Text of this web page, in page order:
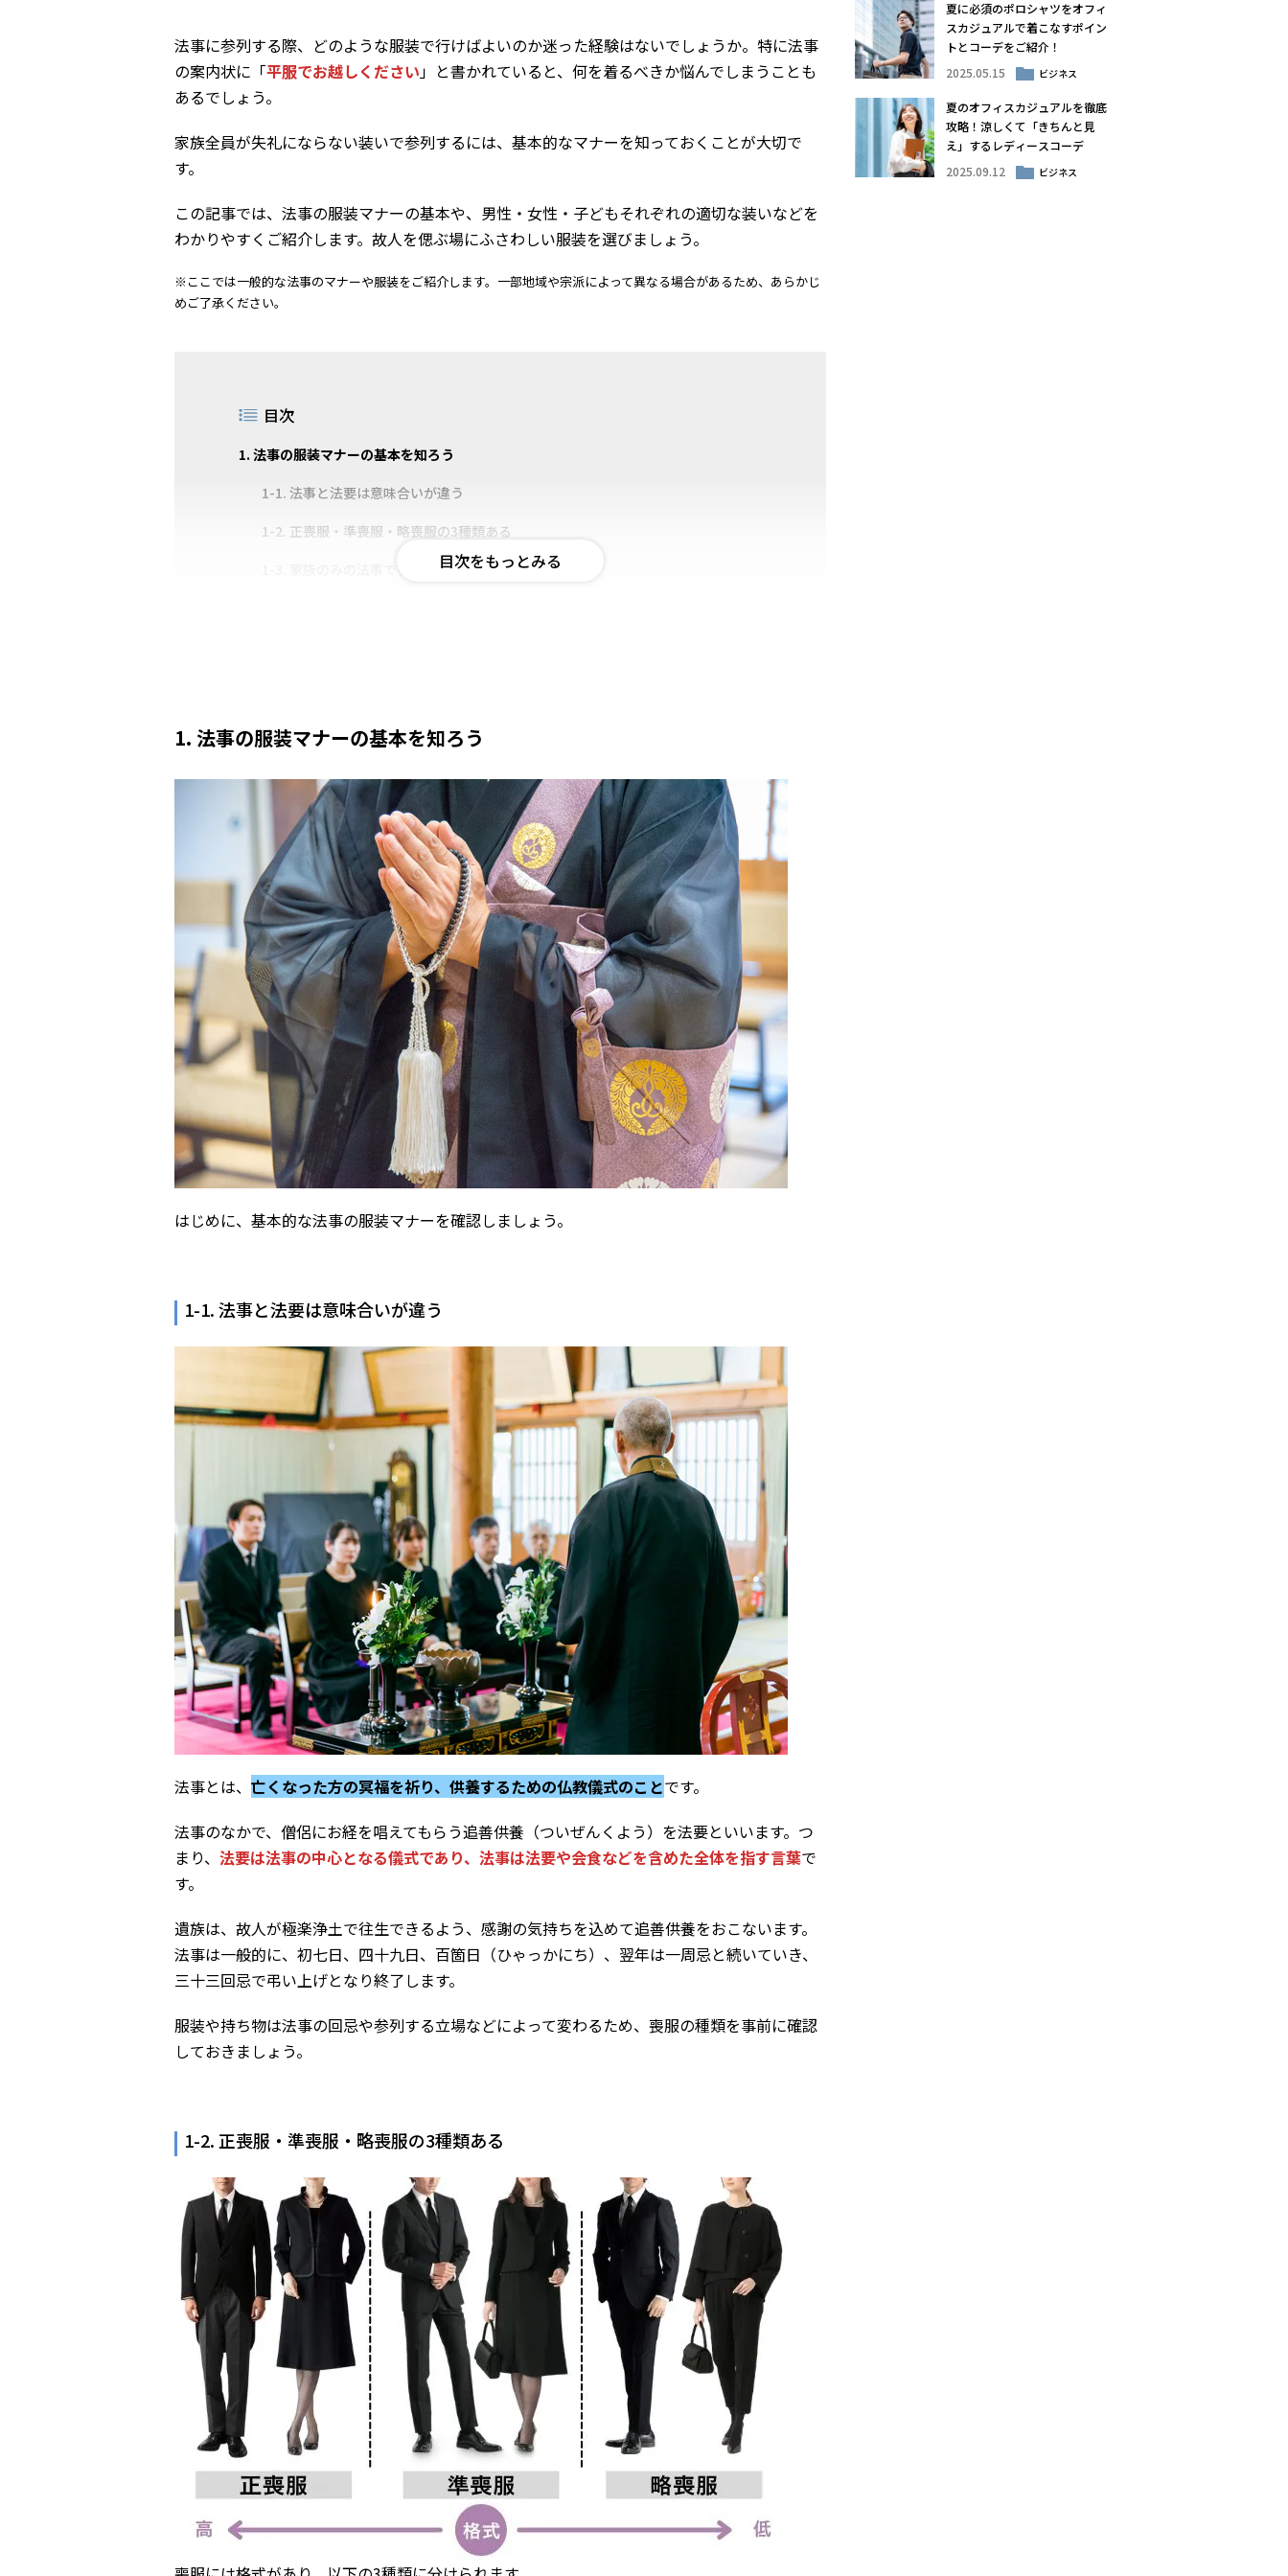
法事に参列する際、どのような服装で行けばよいのか迷った経験はないでしょうか。特に法事
の案内状に「平服でお越しください 」と書かれていると、何を着るべきか悩んでしまうことも
あるでしょう。
家族全員が失礼にならない装いで参列するには、基本的なマナーを知っておくことが大切で
す。
この記事では、法事の服装マナーの基本や、男性・女性・子どもそれぞれの適切な装いなどを
わかりやすくご紹介します。故人を偲ぶ場にふさわしい服装を選びましょう。
※ここでは一般的な法事のマナーや服装をご紹介します。一部地域や宗派によって異なる場合があるため、あらかじ
めご了承ください。
目次
1. 法事の服装マナーの基本を知ろう
1-1. 法事と法要は意味合いが違う
1-2. 正喪服・準喪服・略喪服の3種類ある
1-3. 家族のみの法事でも服装マナーは同じ
2-4. 一周忌～三回忌｜喪服または平服
2-5. 七回忌以降｜平服が一般的
喪服で法事に参列するときの服装マナー
3-1.【男性】ブラックスーツとブラックネクタイの正装
3-2.【女性】露出を控えたブラックフォーマル
3-3.【子ども】制服または落ち着いた色の服装
4. 平服で法事に参列するときの服装マナー
4-1.【男性】落ち着いた色のスーツスタイル
4-2.【女性】ワンピースやセットアップ
4-3.【子ども】清潔感のあるシンプルな服装
5. 季節別｜快適さとマナーを両立する法事の服装ポイント
5-1. 夏の法事の服
6. 法事の服装に関するQ＆A
Q2. 女性で喪服がない場合はスーツで参列してもよい？
Q3. 七回忌の法事に喪服を着て行ってもいい？
Q4. 法事に私服でよいと言われた場合は？
Q5. 大学生や専門学生の法事の服装は？
7. 法事に参列するときの持ち物
8. まとめ
1. 法事の服装マナーの基本を知ろう
はじめに、基本的な法事の服装マナーを確認しましょう。
1-1. 法事と法要は意味合いが違う
法事とは、 亡くなった方の冥福を祈り、供養するための仏教儀式のことです。
法事のなかで、僧侶にお経を唱えてもらう追善供養（ついぜんくよう）を法要といいます。つ
まり、 法要は法事の中心となる儀式であり、法事は法要や会食などを含めた全体を指す言葉で
す。
遺族は、故人が極楽浄土で往生できるよう、感謝の気持ちを込めて追善供養をおこないます。
法事は一般的に、初七日、四十九日、百箇日（ひゃっかにち）、翌年は一周忌と続いていき、
三十三回忌で弔い上げとなり終了します。
服装や持ち物は法事の回忌や参列する立場などによって変わるため、喪服の種類を事前に確認
しておきましょう。
1-2. 正喪服・準喪服・略喪服の3種類ある
夏に必須のポロシャツをオフィ
スカジュアルで着こなすポイン
トとコーデをご紹介！
2025.05.15
ビジネス
夏のオフィスカジュアルを徹底
攻略！涼しくて「きちんと見
え」するレディースコーデ
2025.09.12
ビジネス